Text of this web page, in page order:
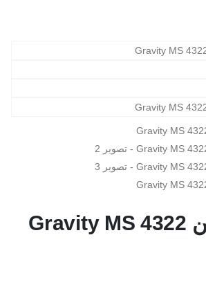
پایه میکروفن Gravity MS 4322